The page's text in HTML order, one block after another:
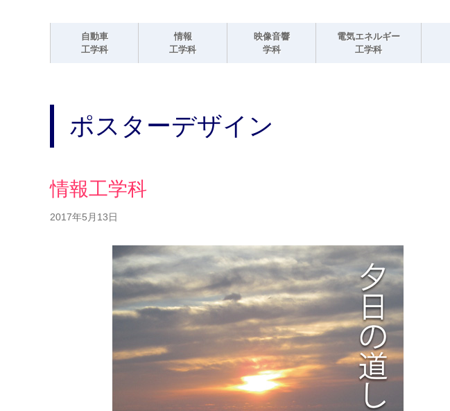
自動車
工学科
情報
工学科
映像音響
学科
電気エネルギー
工学科
ポスターデザイン
情報工学科
2017年5月13日